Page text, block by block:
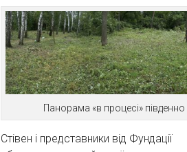
Панорама «в процесі»
Стівен і представники від Фундації